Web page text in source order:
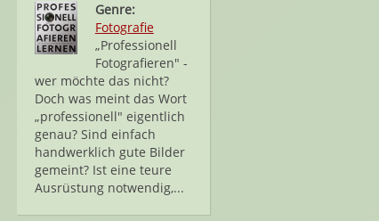
Genre:
Fotografie
„Professionell
Fotografieren" -
wer möchte das nicht?
Doch was meint das Wort
„professionell" eigentlich
genau? Sind einfach
handwerklich gute Bilder
gemeint? Ist eine teure
Ausrüstung notwendig,...